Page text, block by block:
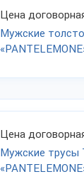
Цена
Мужские
Цена
Мужские трусы